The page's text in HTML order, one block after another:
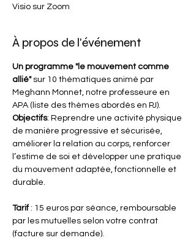
Visio sur Zoom
À propos de l'événement
Un programme "le mouvement comme
allié" sur 10 thématiques animé par
Meghann Monnet, notre professeure en
APA (liste des thèmes abordés en PJ).
Objectifs: Reprendre une activité physique
de manière progressive et sécurisée,
améliorer la relation au corps, renforcer
l’estime de soi et développer une pratique
du mouvement adaptée, fonctionnelle et
durable.
Tarif : 15 euros par séance, remboursable
par les mutuelles selon votre contrat
(facture sur demande).